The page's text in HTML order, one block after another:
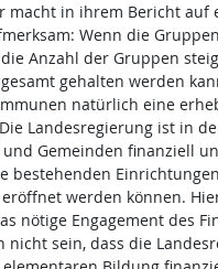
macht in ihrem Bericht auf
Wenn die
Anzahl der Gruppen
gehalten werden
natürlich eine
Landesregierung ist in
Gemeinden finanziell
bestehenden
werden können.
nötige Engagement des
nicht sein, dass die